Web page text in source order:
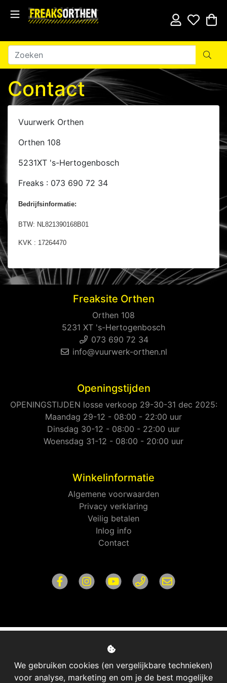
Contact
Vuurwerk Orthen
Orthen 108
5231XT 's-Hertogenbosch
Freaks : 073 690 72 34
Bedrijfsinformatie:
BTW: NL821390168B01
KVK : 17264470
We gebruiken cookies (en vergelijkbare technieken)
voor analyse, marketing en om je de best mogelijke
Freaksite Orthen
Orthen 108
5231 XT 's-Hertogenbosch
073 690 72 34
info@vuurwerk-orthen.nl
Openingstijden
OPENINGSTIJDEN losse verkoop 29-30-31 dec 2025:
Maandag 29-12 - 08:00 - 22:00 uur
Dinsdag 30-12 - 08:00 - 22:00 uur
Woensdag 31-12 - 08:00 - 20:00 uur
Winkelinformatie
Algemene voorwaarden
Privacy verklaring
Veilig betalen
Inlog info
Contact